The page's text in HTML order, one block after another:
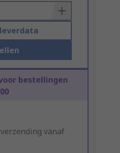
bestellingen
vanaf